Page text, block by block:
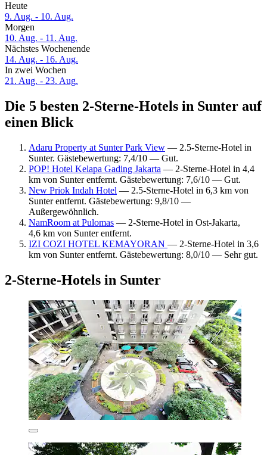
Heute
9. Aug. - 10. Aug.
Morgen
10. Aug. - 11. Aug.
Nächstes Wochenende
14. Aug. - 16. Aug.
In zwei Wochen
21. Aug. - 23. Aug.
Die 5 besten 2-Sterne-Hotels in Sunter auf
einen Blick
Adaru Property at Sunter Park View — 2.5-Sterne-Hotel in
Sunter. Gästebewertung: 7,4/10 — Gut.
POP! Hotel Kelapa Gading Jakarta — 2-Sterne-Hotel in 4,4
km von Sunter entfernt. Gästebewertung: 7,6/10 — Gut.
New Priok Indah Hotel — 2.5-Sterne-Hotel in 6,3 km von
Sunter entfernt. Gästebewertung: 9,8/10 —
Außergewöhnlich.
NamRoom at Pulomas — 2-Sterne-Hotel in Ost-Jakarta,
4,6 km von Sunter entfernt.
IZI COZI HOTEL KEMAYORAN — 2-Sterne-Hotel in 3,6
km von Sunter entfernt. Gästebewertung: 8,0/10 — Sehr gut.
2-Sterne-Hotels in Sunter